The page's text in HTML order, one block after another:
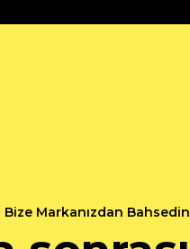
Bize Markanızdan Bahsedin